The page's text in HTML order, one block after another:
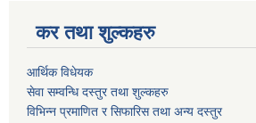
कर तथा शुल्कहरु
आर्थिक विधेयक
सेवा सम्वन्धि दस्तुर तथा शुल्कहरु
विभिन्न प्रमाणित र सिफारिस तथा अन्य दस्तुर